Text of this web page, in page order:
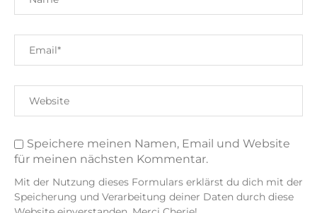
Speichere meinen Namen, Email und Website
für meinen nächsten Kommentar.
Mit der Nutzung dieses Formulars erklärst du dich mit der
Speicherung und Verarbeitung deiner Daten durch diese